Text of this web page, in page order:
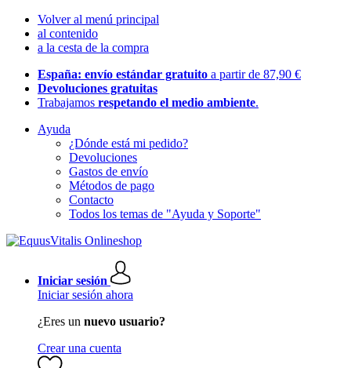
Volver al menú principal
al contenido
a la cesta de la compra
España: envío estándar gratuito a partir de 87,90 €
Devoluciones gratuitas
Trabajamos respetando el medio ambiente.
Ayuda
¿Dónde está mi pedido?
Devoluciones
Gastos de envío
Métodos de pago
Contacto
Todos los temas de "Ayuda y Soporte"
Iniciar sesión
Iniciar sesión ahora
¿Eres un nuevo usuario?
Crear una cuenta